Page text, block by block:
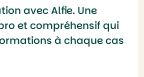
avec Alfie. Une
et compréhensif qui
à chaque cas